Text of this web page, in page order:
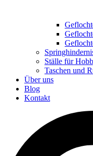
Ställe für
Taschen und
Über uns
Blog
Kontakt